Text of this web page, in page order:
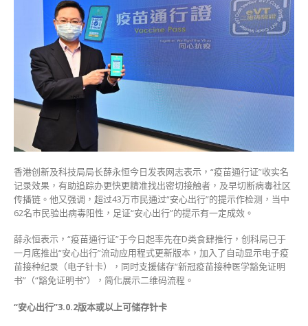
43
市
知
测
62
人
验
出
阳
性〉
中
香港创新及科技局局长薛永恒今日发表网志表示，“疫苗通行证”收实名
记录效果，有助追踪办更快更精准找出密切接触者，及早切断病毒社区
传播链。他又强调，超过43万市民通过“安心出行”的提示作检测，当中
62名市民验出病毒阳性，足证“安心出行”的提示有一定成效。
薛永恒表示，“疫苗通行证”于今日起率先在D类食肆推行，创科局已于
一月底推出“安心出行”流动应用程式更新版本，加入了自动显示电子疫
苗接种纪录（电子针卡），同时支援储存“新冠疫苗接种医学豁免证明
书”（“豁免证明书”），简化展示二维码流程。
“安心出行”3.0.2版本或以上可储存针卡